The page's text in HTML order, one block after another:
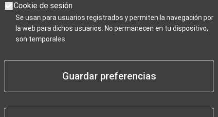
Para Profesionales
Negocios / Comercios
Cookie de sesión
Se usan para usuarios registrados y permiten la navegación por
la web para dichos usuarios. No permanecen en tu dispositivo,
son temporales.
Guardar preferencias